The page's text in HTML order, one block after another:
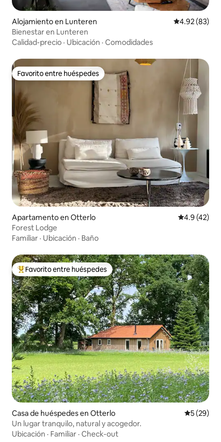
Alojamiento en Lunteren Calificación
4.92 (83)
Bienestar en Lunteren
Calidad-precio · Ubicación · Comodidades
Favorito entre huéspedes
Favorito entre huéspedes
Apartamento en Otterlo Calificación
4.9 (42)
Forest Lodge
Familiar · Ubicación · Baño
Favorito entre huéspedes preferido
Favorito entre huéspedes
Casa de huéspedes en Otterlo
5 (29)
Un lugar tranquilo, natural y acogedor.
Ubicación · Familiar · Check-out